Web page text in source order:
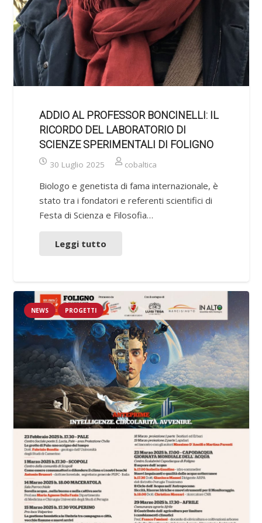
ADDIO AL PROFESSOR BONCINELLI: IL
RICORDO DEL LABORATORIO DI
SCIENZE SPERIMENTALI DI FOLIGNO
30 Luglio 2025 cobaltica
Biologo e genetista di fama internazionale, è
stato tra i fondatori e referenti scientifici di
Festa di Scienza e Filosofia…
Leggi tutto
NEWS PROGETTI